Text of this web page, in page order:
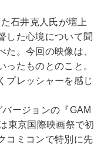
石井克人氏が壇上
した心境について聞
。今回の映像は、
ったものとのこと。
プレッシャーを感じ
ージョンの『GAM
東京国際映画祭で初
コミコンで特別に先